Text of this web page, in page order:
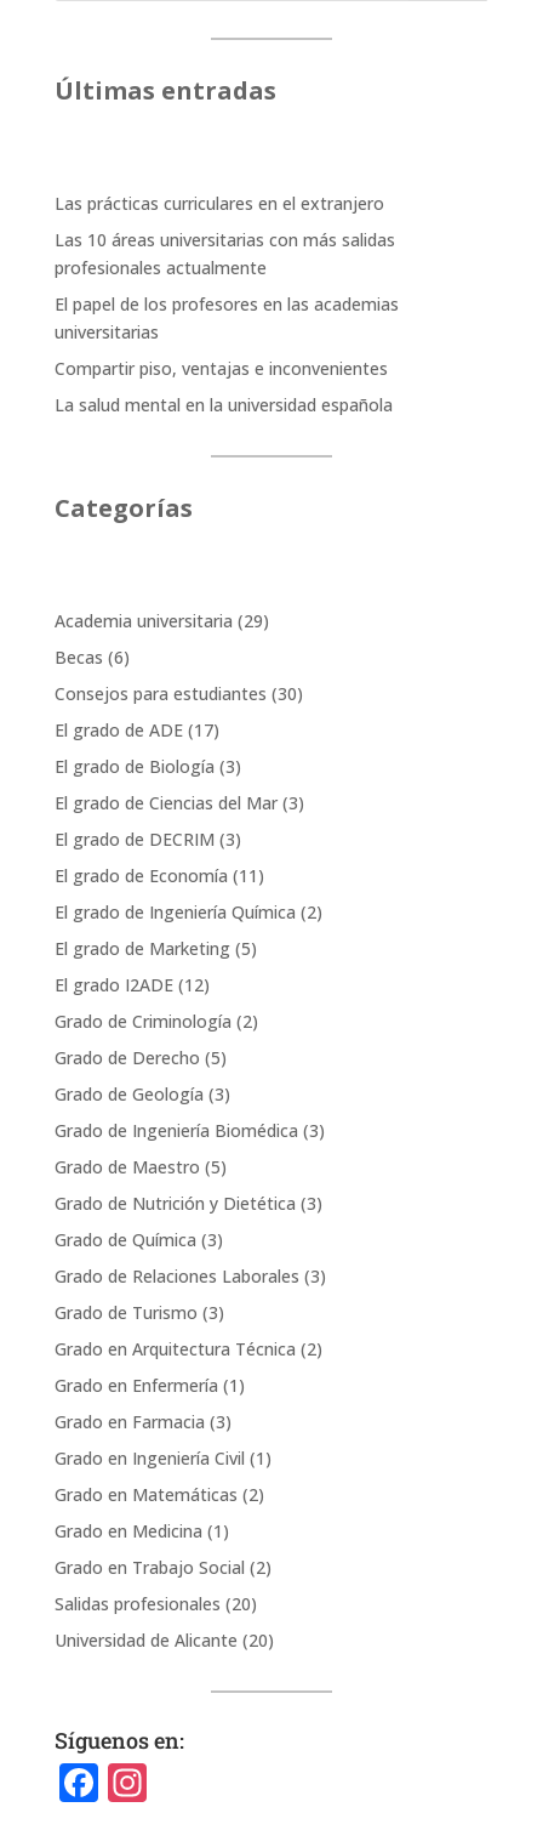
Últimas entradas
Las prácticas curriculares en el extranjero
Las 10 áreas universitarias con más salidas
profesionales actualmente
El papel de los profesores en las academias
universitarias
Compartir piso, ventajas e inconvenientes
La salud mental en la universidad española
Categorías
Academia universitaria (29)
Becas (6)
Consejos para estudiantes (30)
El grado de ADE(17)
El grado de Biología (3)
El grado de Ciencias del Mar(3)
El grado de DECRIM (3)
El grado de Economía (11)
El grado de Ingeniería Química (2)
El grado de Marketing(5)
El grado I2ADE(12)
Grado de Criminología (2)
Grado de Derecho (5)
Grado de Geología (3)
Grado de Ingeniería Biomédica (3)
Grado de Maestro (5)
Grado de Nutrición y Dietética (3)
Grado de Química (3)
Grado de Relaciones Laborales (3)
Grado de Turismo (3)
Grado en Arquitectura Técnica (2)
Grado en Enfermería (1)
Grado en Farmacia (3)
Grado en Ingeniería Civil (1)
Grado en Matemáticas (2)
Grado en Medicina (1)
Grado en Trabajo Social (2)
Salidas profesionales (20)
Universidad de Alicante (20)
Síguenos en:
F In